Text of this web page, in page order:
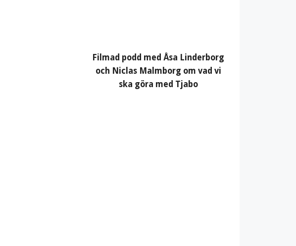
Filmad podd med Åsa Linderborg
och Niclas Malmborg om vad vi
ska göra med Tjabo